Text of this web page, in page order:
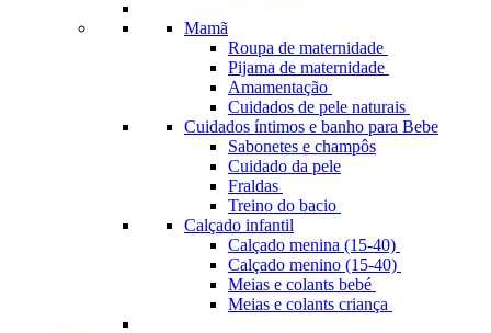
Mamã
Roupa de maternidade
Pijama de maternidade
Amamentação
Cuidados de pele naturais
Cuidados íntimos e banho para Bebe
Sabonetes e champôs
Cuidado da pele
Fraldas
Treino do bacio
Calçado infantil
Calçado menina (15-40)
Calçado menino (15-40)
Meias e colants bebé
Meias e colants criança